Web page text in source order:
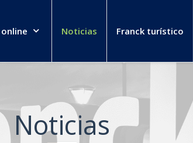
Noticias Franck turístico
Noticias